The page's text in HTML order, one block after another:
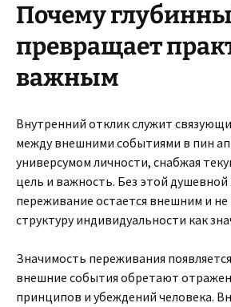
Почему
превращает
важным
Внутренний отклик служит
между внешними событиями в пин
универсумом личности, снабжая
цель и важность. Без этой душевной
переживание остается внешним и не
структуру индивидуальности как
Значимость переживания
внешние события обретают
принципов и убеждений человека.